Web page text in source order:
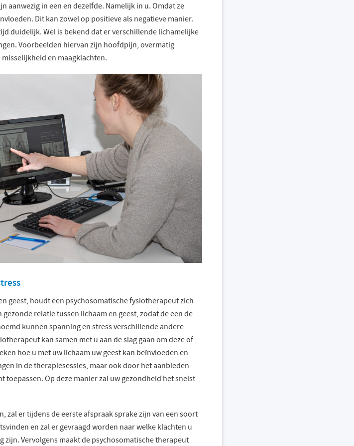
aanwezig in een en dezelfde. Namelijk in u. Omdat ze
Dit kan zowel op positieve als negatieve manier.
duidelijk. Wel is bekend dat er verschillende lichamelijke
Voorbeelden hiervan zijn hoofdpijn, overmatig
en maagklachten.
geest, houdt een psychosomatische fysiotherapeut zich
relatie tussen lichaam en geest, zodat de een de
kunnen spanning en stress verschillende andere
kan samen met u aan de slag gaan om deze of
hoe u met uw lichaam uw geest kan beïnvloeden en
in de therapiesessies, maar ook door het aanbieden
toepassen. Op deze manier zal uw gezondheid het snelst
zal er tijdens de eerste afspraak sprake zijn van een soort
en zal er gevraagd worden naar welke klachten u
zijn. Vervolgens maakt de psychosomatische therapeut